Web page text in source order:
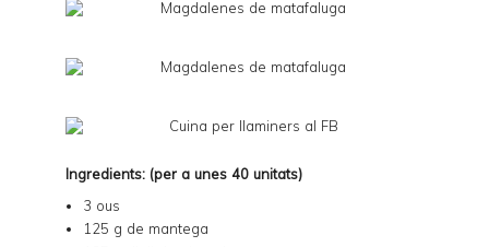
Ingredients: (per a unes 40 unitats)
3 ous
125 g de mantega